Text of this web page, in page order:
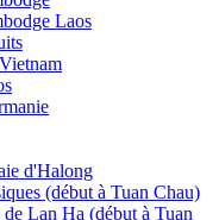
Laos
d'Halong
(début à Tuan Chau)
Lan Ha (début à Tuan